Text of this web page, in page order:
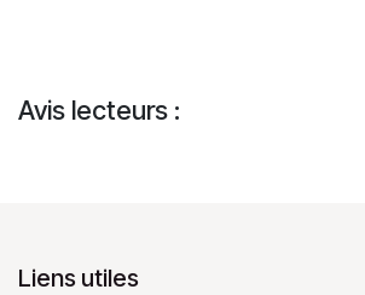
Avis lecteurs :
Liens utiles